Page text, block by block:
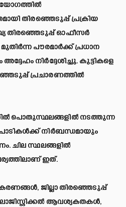
യോഗത്തിൽ
തിരഞ്ഞെടുപ്പ് പ്രക്രിയ
തിരഞ്ഞെടുപ്പ് ഓഫീസർ
മുതിർന്ന പൗരമാർക്ക് പ്രധാന
നിർദ്ദേശിച്ചു. കുട്ടികളെ
പ്രചാരണത്തിൽ
പൊതുസ്ഥലങ്ങളിൽ നടത്തുന്ന
നിർബന്ധമായും
ചില സ്ഥലങ്ങളിൽ
ഇത്.
ജില്ലാ തിരഞ്ഞെടുപ്പ്
ആവശ്യകതകൾ,